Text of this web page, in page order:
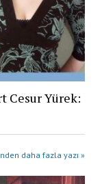
Cesur Yürek:
daha fazla yazı »